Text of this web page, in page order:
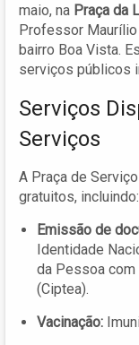
maio, na Praça da
Professor
bairro Boa Vista.
serviços públicos
Serviços
Serviços
A Praça de
gratuitos, incluindo:
Emissão de
Identidade
da Pessoa
(Ciptea).
Vacinação: